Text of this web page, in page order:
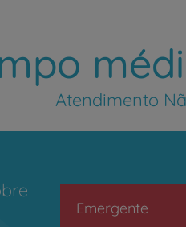
Atendimento
Emergente